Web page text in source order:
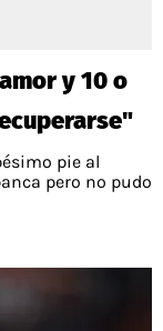
y 10 o
pie al
pero no pudo